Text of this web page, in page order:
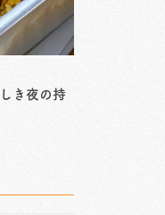
き夜の持